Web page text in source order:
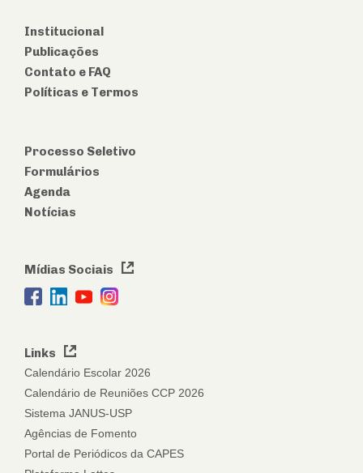
Institucional
Publicações
Contato e FAQ
Políticas e Termos
Processo Seletivo
Formulários
Agenda
Notícias
Mídias Sociais
Links
Calendário Escolar 2026
Calendário de Reuniões CCP 2026
Sistema JANUS-USP
Agências de Fomento
Portal de Periódicos da CAPES